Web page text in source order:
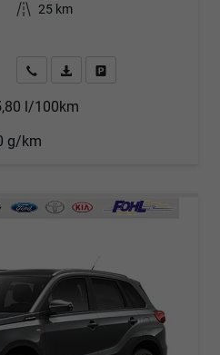
Kilometerstand 25 km
Angebot anfordern
Fahrzeugexpose (PDF)
l/100km
g/km